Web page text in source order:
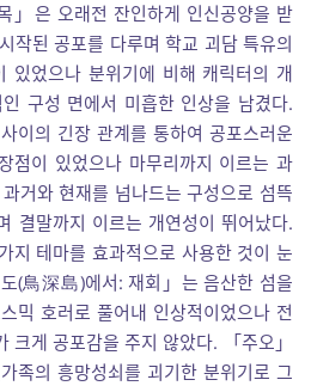
」은 오래전 잔인하게 인신공양을 받
작된 공포를 다루며 학교 괴담 특유의
있었으나 분위기에 비해 캐릭터의 개
구성 면에서 미흡한 인상을 남겼다.
이의 긴장 관계를 통하여 공포스러운
점이 있었으나 마무리까지 이르는 과
거와 현재를 넘나드는 구성으로 섬뜩
결말까지 이르는 개연성이 뛰어났다.
가지 테마를 효과적으로 사용한 것이 눈
(鳥深島)에서: 재회」는 음산한 섬을
믹 호러로 풀어내 인상적이었으나 전
크게 공포감을 주지 않았다. 「주오」
족의 흥망성쇠를 괴기한 분위기로 그